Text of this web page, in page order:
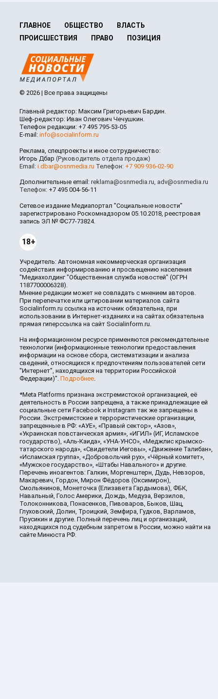
ГЛАВНОЕ ОБЩЕСТВО
ВЛАСТЬ
ПРОИСШЕСТВИЯ
ПРАВО ПОЗИЦИЯ
© 2026 | Все права защищены
Главный редактор: Максим Григорьевич Бардин.
Шеф-редактор: Иван Олегович Чечушкин.
Телефон редакции: +7 495 795-53-05
E-mail: info@socialinform.ru
Реклама, спецпроекты и иное сотрудничество:
Игорь Дбар (Руководитель отдела продаж)
Email: i.dbar@osnmedia.ru Телефон: +7 909 936-02-90
Дополнительные email: reklama@osnmedia.ru, adv@osnmedia.ru
Телефон: +7 495 004-56-11
Сетевое издание Медиапортал "Социальные новости"
зарегистрировано Роскомнадзором 05.10.2018, реестровая
запись ЭЛ № ФС77-73824.
18+
Учредитель: Автономная некоммерческая организация
содействия информированию и просвещению населения
"Медиахолдинг "Общественная служба новостей" (ОГРН
1187700006328).
Мнение редакции может не совпадать с мнением авторов.
При перепечатке или цитировании материалов сайта
Socialinform.ru ссылка на источник обязательна, при
использовании в Интернет-изданиях и на сайтах обязательна
прямая гиперссылка на сайт Socialinform.ru.
На информационном ресурсе применяются рекомендательные
технологии (информационные технологии предоставления
информации на основе сбора, систематизации и анализа
сведений, относящихся к предпочтениям пользователей сети
"Интернет", находящихся на территории Российской
Федерации)". Подробнее.
*Meta Platforms признана экстремистской организацией, её
деятельность в России запрещена, а также принадлежащие ей
социальные сети Facebook и Instagram так же запрещены в
России. Экстремистские и террористические организации,
запрещенные в РФ: «АУЕ», «Правый сектор», «Азов»,
«Украинская повстанческая армия», «ИГИЛ» (ИГ, Исламское
государство), «Аль-Каида», «УНА-УНСО», «Меджлис крымско-
татарского народа», «Свидетели Иеговы», «Движение Талибан»,
«Исламская группа», «Добровольчий рух», «Чёрный комитет»,
«Мужское государство», «Штабы Навального» и другие.
Перечень иноагентов: Галкин, Моргенштерн, Дудь, Невзоров,
Макаревич, Гордон, Мирон Фёдоров (Оксимирон),
Смольянинов, Монеточка (Елизавета Гардымова), ФБК,
Навальный, Голос Америки, Дождь, Медуза, Верзилов,
Толоконникова, Понасенков, Пивоваров, Быков, Шац,
Глуховский, Долин, Троицкий, Земфира, Гудков, Варламов,
Прусикин и другие. Полный перечень лиц и организаций,
находящихся под судебным запретом в России, можно найти на
сайте Минюста РФ.